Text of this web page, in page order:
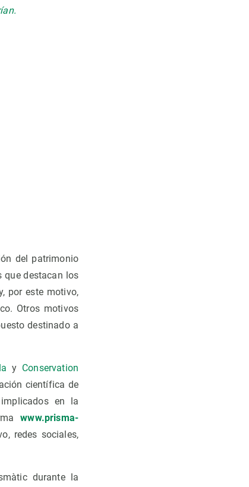
del patrimonio
que destacan los
por este motivo,
Otros motivos
destinado a
y Conservation
científica de
en la
www.prisma-
redes sociales,
durante la